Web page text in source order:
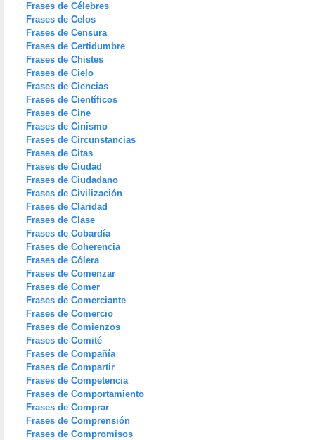
Frases de Célebres
Frases de Celos
Frases de Censura
Frases de Certidumbre
Frases de Chistes
Frases de Cielo
Frases de Ciencias
Frases de Científicos
Frases de Cine
Frases de Cinismo
Frases de Circunstancias
Frases de Citas
Frases de Ciudad
Frases de Ciudadano
Frases de Civilización
Frases de Claridad
Frases de Clase
Frases de Cobardía
Frases de Coherencia
Frases de Cólera
Frases de Comenzar
Frases de Comer
Frases de Comerciante
Frases de Comercio
Frases de Comienzos
Frases de Comité
Frases de Compañía
Frases de Compartir
Frases de Competencia
Frases de Comportamiento
Frases de Comprar
Frases de Comprensión
Frases de Compromisos